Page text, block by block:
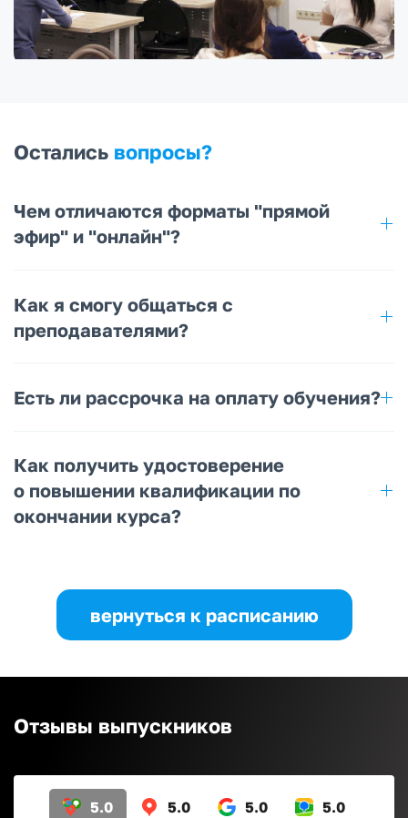
Остались вопросы?
Чем отличаются форматы "прямой
эфир" и "онлайн"?
Как я смогу общаться с
преподавателями?
Есть ли рассрочка на оплату обучения?
Как получить удостоверение
о повышении квалификации по
окончании курса?
вернуться к расписанию
Отзывы выпускников
5.0 5.0 5.0 5.0